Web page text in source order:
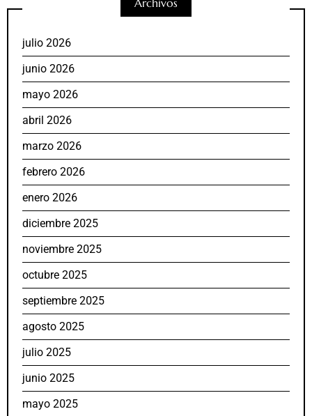
julio 2026
junio 2026
mayo 2026
abril 2026
marzo 2026
febrero 2026
enero 2026
diciembre 2025
noviembre 2025
octubre 2025
septiembre 2025
agosto 2025
julio 2025
junio 2025
mayo 2025